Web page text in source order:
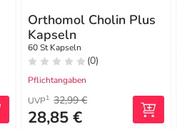
Orthomol Cholin Plus
Kapseln
60 St Kapseln
(0)
Pflichtangaben
UVP1 32,99 €
28,85 €